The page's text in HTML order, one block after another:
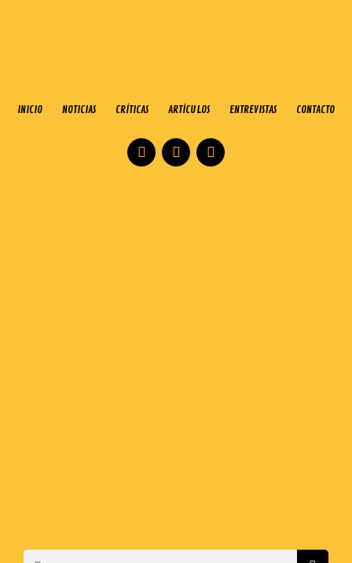
INICIO NOTICIAS CRÍTICAS ARTÍCULOS ENTREVISTAS CONTACTO